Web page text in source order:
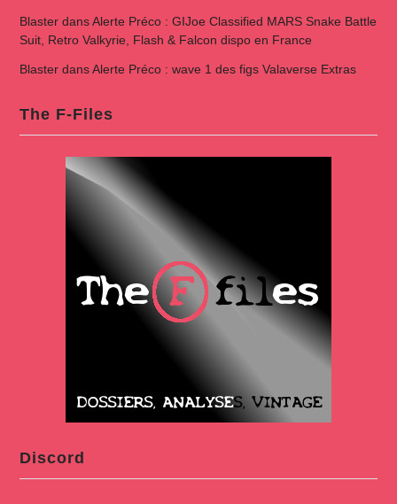
BlasterdansAlerte Préco : GIJoe Classified MARS Snake Battle
Suit, Retro Valkyrie, Flash & Falcon dispo en France
BlasterdansAlerte Préco : wave 1 des figs Valaverse Extras
The F-Files
Discord